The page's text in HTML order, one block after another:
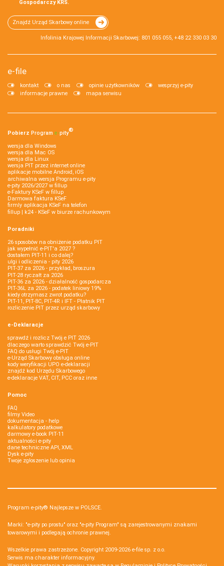
Gospodarczy KRS.
Znajdź Urząd Skarbowy online
Infolinia Krajowej Informacji Skarbowej: 801 055 055, +48 22 330 03 30
e-file
kontakt o nas opinie użytkowników
wesprzyj e-pity
informacje prawne
mapa serwisu
Pobierz Program e‑pity®
wersja dla Windows
wersja dla Mac OS
wersja dla Linux
wersja PIT przez internet online
aplikacje mobilne Android, iOS
archiwalna wersja Programu e-pity
e-pity 2026/2027 w fillup
e‑Faktury KSeF w fillup
Darmowa faktura KSeF
firmly aplikacja KSeF na telefon
fillup | k24 - KSeF w biurze rachunkowym
Poradniki
26 sposobów na obniżenie podatku PIT
jak wypełnić e-PIT'a 2027 ?
dostałem PIT-11 i co dalej?
ulgi i odliczenia - pity 2026
PIT-37 za 2026 - przykład, broszura
PIT-28 ryczałt za 2026
PIT-36 za 2026 - działalność gospodarcza
PIT-36L za 2026 - podatek liniowy 19%
kiedy otrzymasz zwrot podatku?
PIT-11, PIT-8C, PIT-4R i IFT - Płatnik PIT
rozliczenie PIT przez urząd skarbowy
e-Deklaracje
sprawdź i rozlicz Twój e PIT 2026
dlaczego warto sprawdzić Twój e-PIT
FAQ do usługi Twój e-PIT
e-Urząd Skarbowy obsługa online
kody weryfikacji UPO e-deklaracji
znajdź kod Urzędu Skarbowego
e-deklaracje VAT, CIT, PCC oraz inne
Pomoc
FAQ
filmy Video
dokumentacja - help
kalkulatory podatkowe
darmowy e-book PIT-11
aktualności e-pity
dane techniczne API, XML
Dysk e-pity
Twoje zgłoszenie lub opinia
Program e-pity® Najlepsze w POLSCE.
Marki: "e-pity po prostu" oraz "e-pity Program" są zarejestrowanymi znakami
towarowymi i podlegają ochronie prawnej.
Wszelkie prawa zastrzeżone. Copyright 2009-2026 e-file sp. z o.o.
Serwis ma charakter informacyjny.